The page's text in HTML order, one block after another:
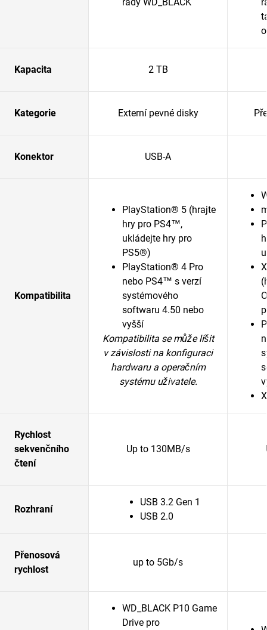
Kapacita 2 TB
Kategorie Externí pevné disky
Konektor USB-A
Kompatibilita
PlayStation® 5 (hrajte
hry pro PS4™,
ukládejte hry pro
PS5®)
PlayStation® 4 Pro
nebo PS4™ s verzí
systémového
softwaru 4.50 nebo
vyšší
Kompatibilita se může lišit
v závislosti na konfiguraci
hardwaru a operačním
systému uživatele.
Rychlost
sekvenčního
čtení
Up to 130MB/s
Rozhraní
USB 3.2 Gen 1
USB 2.0
Přenosová
rychlost
up to 5Gb/s
WD_BLACK P10 Game
Drive pro